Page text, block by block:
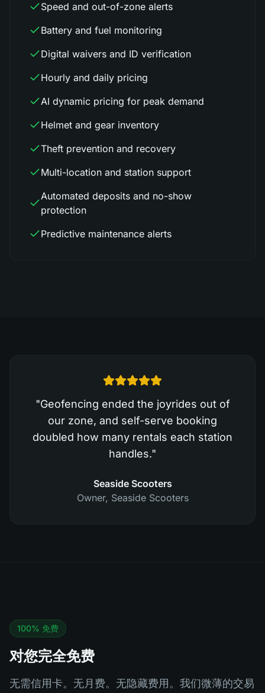
Speed and out-of-zone alerts
Battery and fuel monitoring
Digital waivers and ID verification
Hourly and daily pricing
AI dynamic pricing for peak demand
Helmet and gear inventory
Theft prevention and recovery
Multi-location and station support
Automated deposits and no-show
protection
Predictive maintenance alerts
"Geofencing ended the joyrides out of
our zone, and self-serve booking
doubled how many rentals each station
handles."
Seaside Scooters
Owner, Seaside Scooters
100% 免费
对您完全免费
无需信用卡。无月费。无隐藏费用。我们微薄的交易